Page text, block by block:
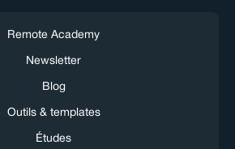
Remote Academy
Newsletter
Blog
Outils & templates
Études